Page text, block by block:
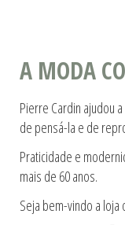
A MODA
Pierre Cardin ajudou
de pensá-la e de
Praticidade e
mais de 60 anos.
Seja bem-vindo a loja